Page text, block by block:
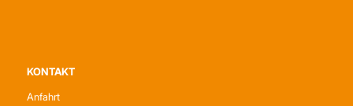
KONTAKT
Anfahrt